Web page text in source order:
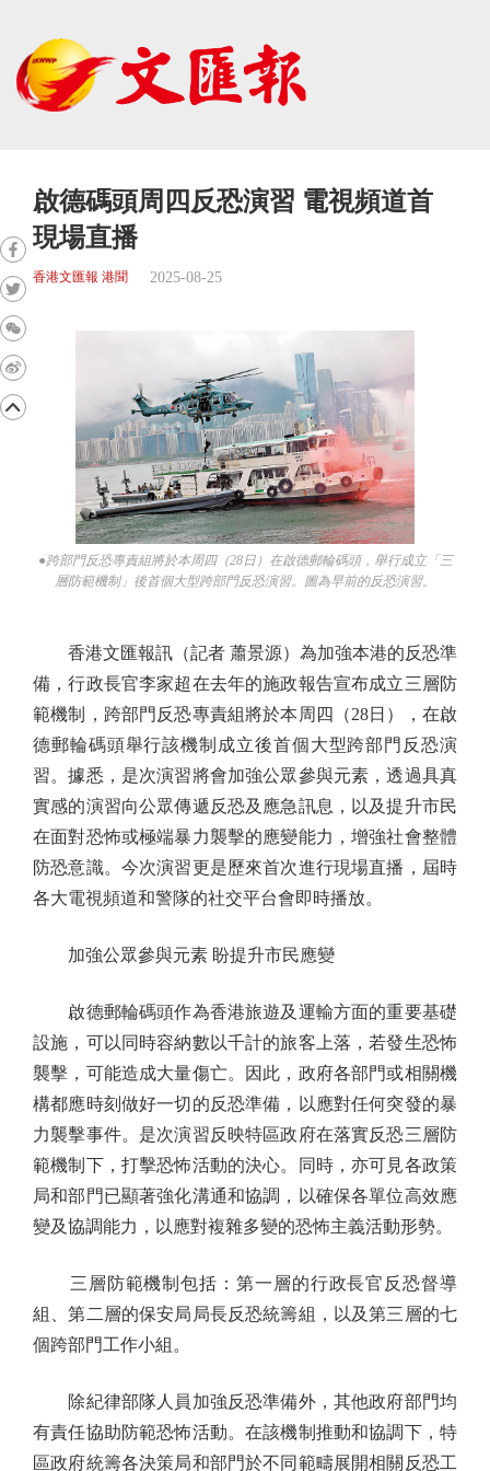
啟德碼頭周四反恐演習 電視頻道首
現場直播
香港文匯報 港聞 2025-08-25
●跨部門反恐專責組將於本周四（28日）在啟德郵輪碼頭，舉行成立「三
層防範機制」後首個大型跨部門反恐演習。圖為早前的反恐演習。
香港文匯報訊（記者 蕭景源）為加強本港的反恐準
備，行政長官李家超在去年的施政報告宣布成立三層防
範機制，跨部門反恐專責組將於本周四（28日），在啟
德郵輪碼頭舉行該機制成立後首個大型跨部門反恐演
習。據悉，是次演習將會加強公眾參與元素，透過具真
實感的演習向公眾傳遞反恐及應急訊息，以及提升市民
在面對恐怖或極端暴力襲擊的應變能力，增強社會整體
防恐意識。今次演習更是歷來首次進行現場直播，屆時
各大電視頻道和警隊的社交平台會即時播放。
加強公眾參與元素 盼提升市民應變
啟德郵輪碼頭作為香港旅遊及運輸方面的重要基礎
設施，可以同時容納數以千計的旅客上落，若發生恐怖
襲擊，可能造成大量傷亡。因此，政府各部門或相關機
構都應時刻做好一切的反恐準備，以應對任何突發的暴
力襲擊事件。是次演習反映特區政府在落實反恐三層防
範機制下，打擊恐怖活動的決心。同時，亦可見各政策
局和部門已顯著強化溝通和協調，以確保各單位高效應
變及協調能力，以應對複雜多變的恐怖主義活動形勢。
三層防範機制包括：第一層的行政長官反恐督導
組、第二層的保安局局長反恐統籌組，以及第三層的七
個跨部門工作小組。
除紀律部隊人員加強反恐準備外，其他政府部門均
有責任協助防範恐怖活動。在該機制推動和協調下，特
區政府統籌各決策局和部門於不同範疇展開相關反恐工